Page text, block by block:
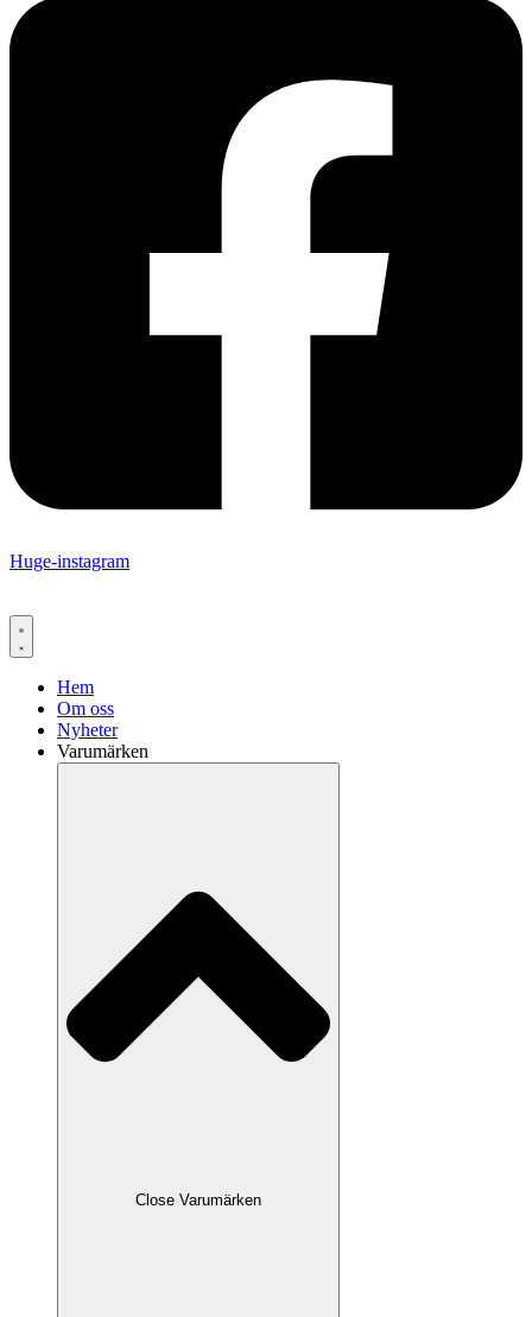
Huge-instagram
Hem
Om oss
Nyheter
Varumärken
Close Varumärken